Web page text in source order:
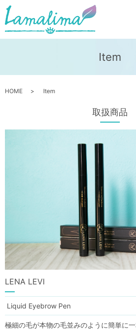
Item
HOME Item
取扱商品
LENA LEVI
Liquid Eyebrow Pen
極細の毛が本物の毛並みのように簡単に